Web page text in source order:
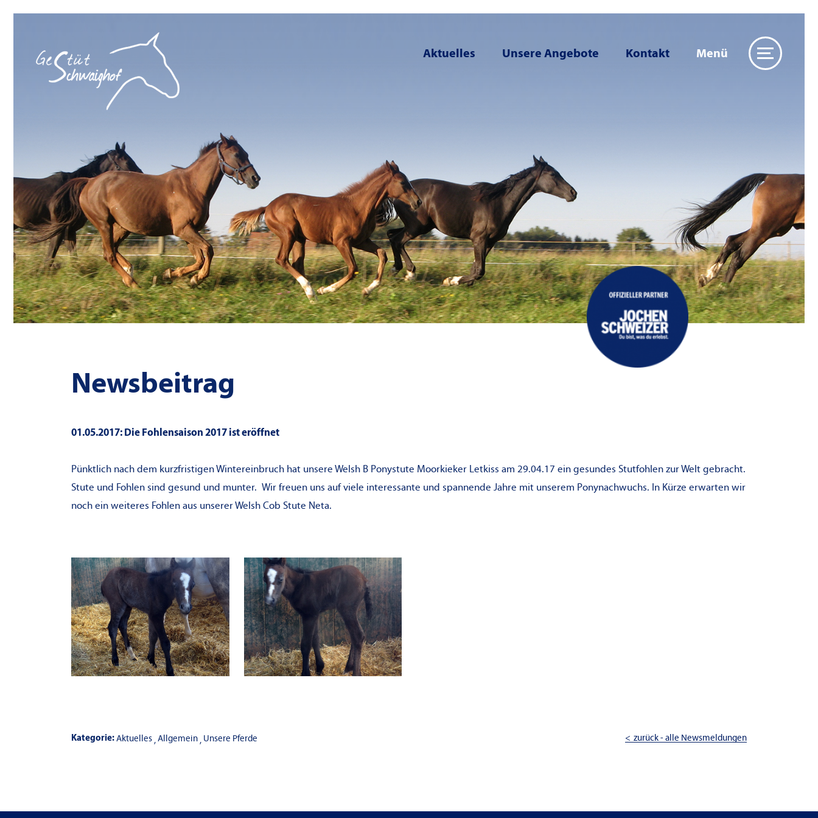
Aktuelles Unsere Angebote Kontakt Menü
Newsbeitrag
01.05.2017: Die Fohlensaison 2017 ist eröffnet
Pünktlich nach dem kurzfristigen Wintereinbruch hat unsere Welsh B Ponystute Moorkieker Letkiss am 29.04.17 ein gesundes Stutfohlen zur Welt gebracht.
Stute und Fohlen sind gesund und munter. Wir freuen uns auf viele interessante und spannende Jahre mit unserem Ponynachwuchs. In Kürze erwarten wir
noch ein weiteres Fohlen aus unserer Welsh Cob Stute Neta.
Kategorie:Aktuelles Allgemein Unsere Pferde zurück - alle Newsmeldungen